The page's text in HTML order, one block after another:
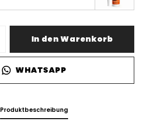
In den Warenkorb
WHATSAPP
Produktbeschreibung